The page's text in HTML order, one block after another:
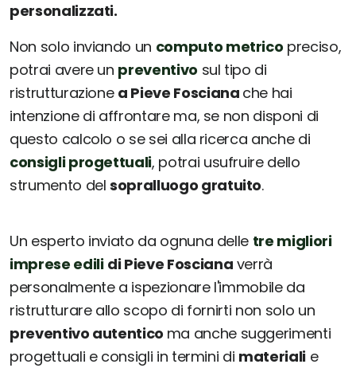
personalizzati.
Non solo inviando un computo metrico preciso,
potrai avere un preventivo sul tipo di
ristrutturazione a Pieve Fosciana che hai
intenzione di affrontare ma, se non disponi di
questo calcolo o se sei alla ricerca anche di
consigli progettuali, potrai usufruire dello
strumento delsopralluogo gratuito.
Un esperto inviato da ognuna delle tre migliori
imprese edili di Pieve Fosciana verrà
personalmente a ispezionare l'immobile da
ristrutturare allo scopo di fornirti non solo un
preventivo autentico ma anche suggerimenti
progettuali e consigli in termini di materialie